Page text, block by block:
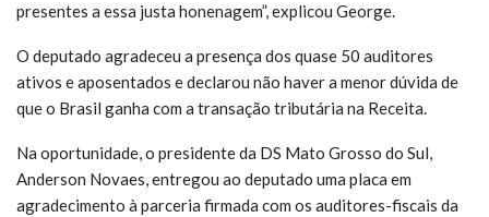
presentes a essa justa honenagem”, explicou George.
O deputado agradeceu a presença dos quase 50 auditores
ativos e aposentados e declarou não haver a menor dúvida de
que o Brasil ganha com a transação tributária na Receita.
Na oportunidade, o presidente da DS Mato Grosso do Sul,
Anderson Novaes, entregou ao deputado uma placa em
agradecimento à parceria firmada com os auditores-fiscais da